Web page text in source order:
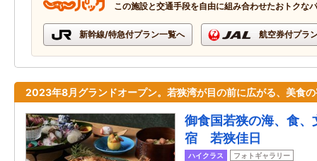
この施設と交通手段を自由に組み合わせたおトクな
新幹線/特急付プラン一覧へ 航空券付プラ
2023年8月グランドオープン。若狭湾が目の前に広がる、美食
御食国若狭の海、食、
宿 若狭佳日
ハイクラス フォトギャラリー